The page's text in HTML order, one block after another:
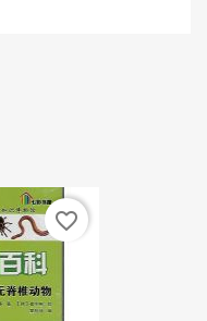
favorite_border